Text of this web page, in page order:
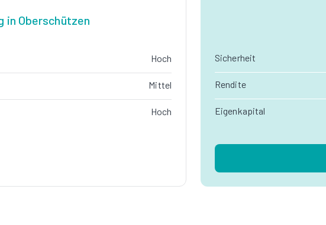
in Oberschützen
Hoch
Mittel
Hoch
Sicherheit
Rendite
Eigenkapital